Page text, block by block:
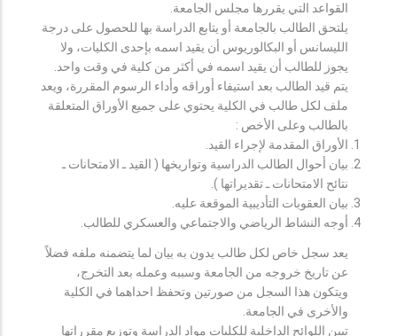
القواعد التي يقررها مجلس الجامعة.
يلتحق الطالب بالجامعة أو يتابع الدراسة بها للحصول على درجة
الليسانس أو البكالوريوس أن يقيد اسمه بإحدى الكليات، ولا
يجوز للطالب أن يقيد اسمه في أكثر من كلية في وقت واحد.
يتم قيد الطالب بعد استيفاء أوراقه وأداء الرسوم المقررة، ويعد
ملف لكل طالب في الكلية يحتوي على جميع الأوراق المتعلقة
بالطالب وعلى الأخص :
الأوراق المقدمة لإجراء القيد.
بيان أحوال الطالب الدراسية وتواريخها ( القيد ـ الامتحانات ـ
نتائح الامتحانات ـ تقديراتها ).
بيان العقوبات التأديبية الموقعة عليه.
أوجه النشاط الرياضي والاجتماعي والعسكري للطالب.
يعد سجل خاص لكل طالب يدون به بيان لما يتضمنه ملفه فضلاً
عن تاريخ خروجه من الجامعة وسببه وعمله بعد التخرج،
ويتكون هذا السجل من صورتين وتحفظ احداهما في الكلية
والأخرى في الجامعة.
تبين اللوائح الداخلية للكليات مواد الدراسة وتوزيع مقرراتها